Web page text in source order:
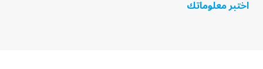
اختبر معلوماتك